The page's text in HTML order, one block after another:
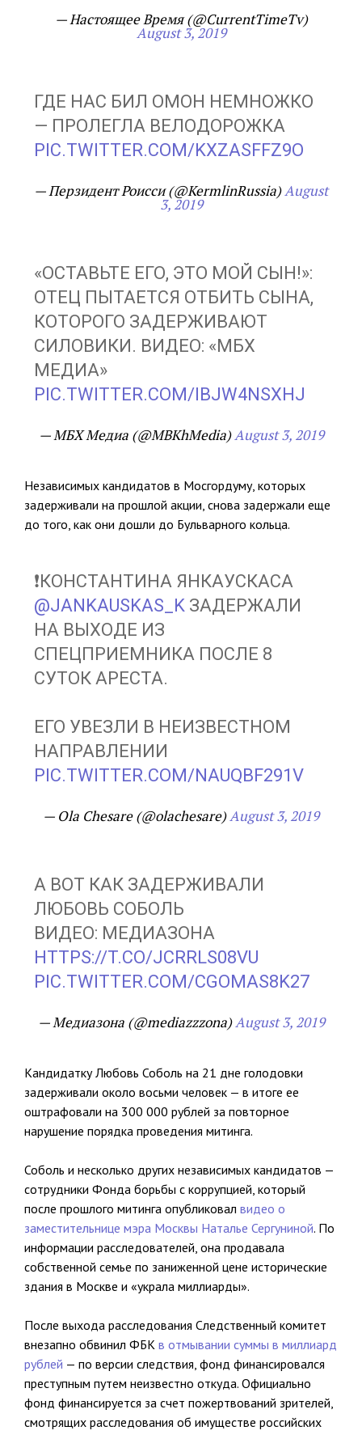
— Настоящее Время (@CurrentTimeTv)
August 3, 2019
ГДЕ НАС БИЛ ОМОН НЕМНОЖКО
— ПРОЛЕГЛА ВЕЛОДОРОЖКА
PIC.TWITTER.COM/KXZASFFZ9O
— Пeрзидент Роисси (@KermlinRussia)August
3, 2019
«ОСТАВЬТЕ ЕГО, ЭТО МОЙ СЫН!»:
ОТЕЦ ПЫТАЕТСЯ ОТБИТЬ СЫНА,
КОТОРОГО ЗАДЕРЖИВАЮТ
СИЛОВИКИ. ВИДЕО: «МБХ
МЕДИА»
PIC.TWITTER.COM/IBJW4NSXHJ
— МБХ Медиа (@MBKhMedia)August 3, 2019
Независимых кандидатов в Мосгордуму, которых
задерживали на прошлой акции, снова задержали еще
до того, как они дошли до Бульварного кольца.
❗️КОНСТАНТИНА ЯНКАУСКАСА
@JANKAUSKAS_KЗАДЕРЖАЛИ
НА ВЫХОДЕ ИЗ
СПЕЦПРИЕМНИКА ПОСЛЕ 8
СУТОК АРЕСТА.
ЕГО УВЕЗЛИ В НЕИЗВЕСТНОМ
НАПРАВЛЕНИИ
PIC.TWITTER.COM/NAUQBF291V
— Ola Chesare (@olachesare)August 3, 2019
А ВОТ КАК ЗАДЕРЖИВАЛИ
ЛЮБОВЬ СОБОЛЬ
ВИДЕО: МЕДИАЗОНА
HTTPS://T.CO/JCRRLS08VU
PIC.TWITTER.COM/CGOMAS8K27
— Медиазона (@mediazzzona)August 3, 2019
Кандидатку Любовь Соболь на 21 дне голодовки
задерживали около восьми человек — в итоге ее
оштрафовали на 300 000 рублей за повторное
нарушение порядка проведения митинга.
Соболь и несколько других независимых кандидатов —
сотрудники Фонда борьбы с коррупцией, который
после прошлого митинга опубликовал видео о
заместительнице мэра Москвы Наталье Сергуниной. По
информации расследователей, она продавала
собственной семье по заниженной цене исторические
здания в Москве и «украла миллиарды».
После выхода расследования Следственный комитет
внезапно обвинил ФБК в отмывании суммы в миллиард
рублей — по версии следствия, фонд финансировался
преступным путем неизвестно откуда. Официально
фонд финансируется за счет пожертвований зрителей,
смотрящих расследования об имуществе российских